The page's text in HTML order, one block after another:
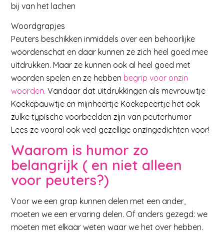
bij van het lachen
Woordgrapjes
Peuters beschikken inmiddels over een behoorlijke
woordenschat en daar kunnen ze zich heel goed mee
uitdrukken. Maar ze kunnen ook al heel goed met
woorden spelen en ze hebben begrip voor onzin
woorden. Vandaar dat uitdrukkingen als mevrouwtje
Koekepauwtje en mijnheertje Koekepeertje het ook
zulke typische voorbeelden zijn van peuterhumor
Lees ze vooral ook veel gezellige onzingedichten voor!
Waarom is humor zo
belangrijk ( en niet alleen
voor peuters?)
Voor we een grap kunnen delen met een ander,
moeten we een ervaring delen. Of anders gezegd: we
moeten met elkaar weten waar we het over hebben.